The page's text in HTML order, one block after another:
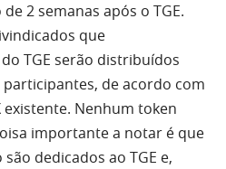
2 semanas após o TGE.
que
TGE serão distribuídos
de acordo com
existente. Nenhum token
importante a notar é que
dedicados ao TGE e,